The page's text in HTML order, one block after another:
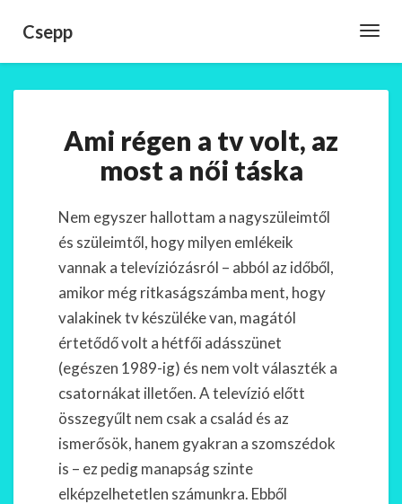
Csepp
régen
a
tv
az
most
női
táska
Ami régen a tv volt, az
most a női táska
Nem egyszer hallottam a nagyszüleimtől
és szüleimtől, hogy milyen emlékeik
vannak a televíziózásról – abból az időből,
amikor még ritkaságszámba ment, hogy
valakinek tv készüléke van, magától
értetődő volt a hétfői adásszünet
(egészen 1989-ig) és nem volt választék a
csatornákat illetően. A televízió előtt
összegyűlt nem csak a család és az
ismerősök, hanem gyakran a szomszédok
is – ez pedig manapság szinte
elképzelhetetlen számunkra. Ebből